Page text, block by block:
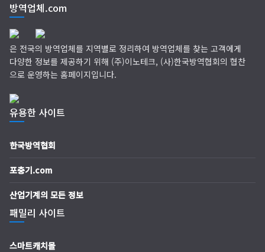
방역업체.com
은 전국의 방역업체를 지역별로 정리하여 방역업체를 찾는 고객에게
다양한 정보를 제공하기 위해 (주)이노테크, (사)한국방역협회의 협찬
으로 운영하는 홈페이지입니다.
유용한 사이트
한국방역협회
포충기.com
산업기계의 모든 정보
패밀리 사이트
스마트캐치몰